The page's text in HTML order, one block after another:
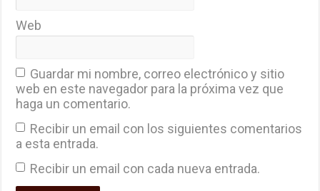
Web
Guardar mi nombre, correo electrónico y sitio
web en este navegador para la próxima vez que
haga un comentario.
Recibir un email con los siguientes comentarios
a esta entrada.
Recibir un email con cada nueva entrada.